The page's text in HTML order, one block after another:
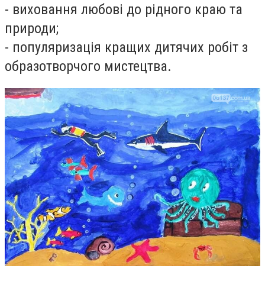
- виховання любові до рідного краю та
природи;
- популяризація кращих дитячих робіт з
образотворчого мистецтва.